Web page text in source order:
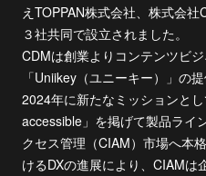
えTOPPAN株式会社、株式会
３社共同で設立されました。
CDMは創業よりコンテンツビ
「Uniikey（ユニーキー）」の
2024年に新たなミッションと
accessible」を掲げて製品ライ
クセス管理（CIAM）市場へ本
けるDXの進展により、CIAM